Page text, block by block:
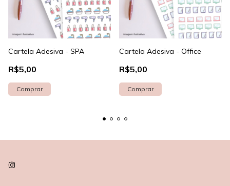
Cartela Adesiva - SPA
R$5,00
Cartela Adesiva - Office
R$5,00